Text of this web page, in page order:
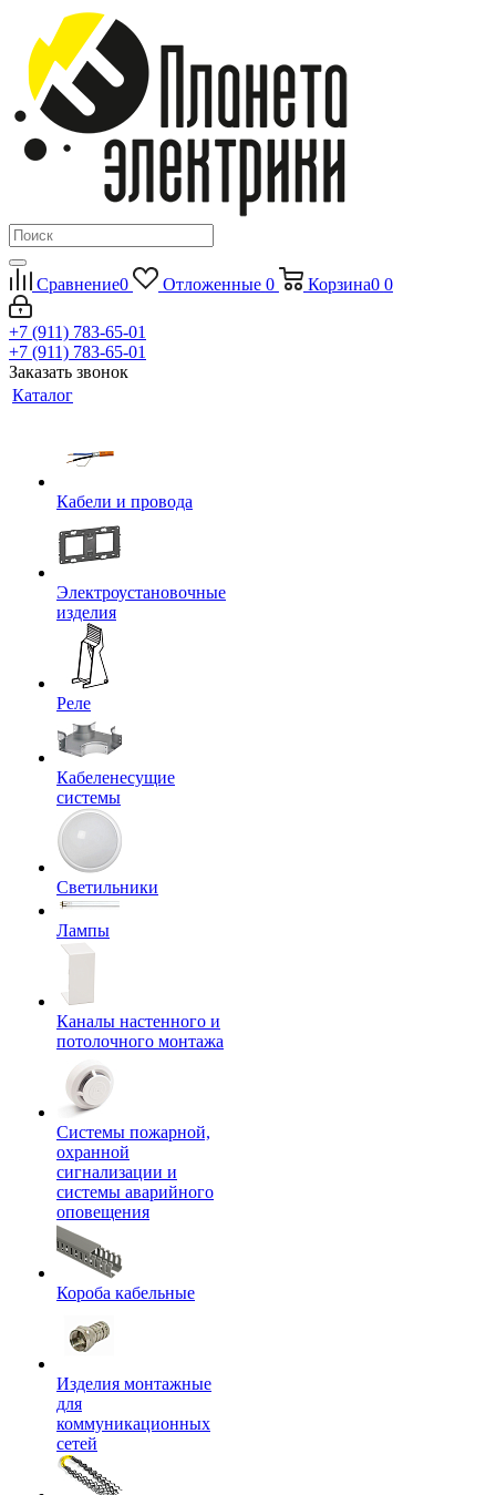
Сравнение0 Отложенные 0 Корзина0 0
+7 (911) 783-65-01
+7 (911) 783-65-01
Заказать звонок
Каталог
Кабели и провода
Электроустановочные
изделия
Реле
Кабеленесущие
системы
Светильники
Лампы
Каналы настенного и
потолочного монтажа
Системы пожарной,
охранной
сигнализации и
системы аварийного
оповещения
Короба кабельные
Изделия монтажные
для
коммуникационных
сетей